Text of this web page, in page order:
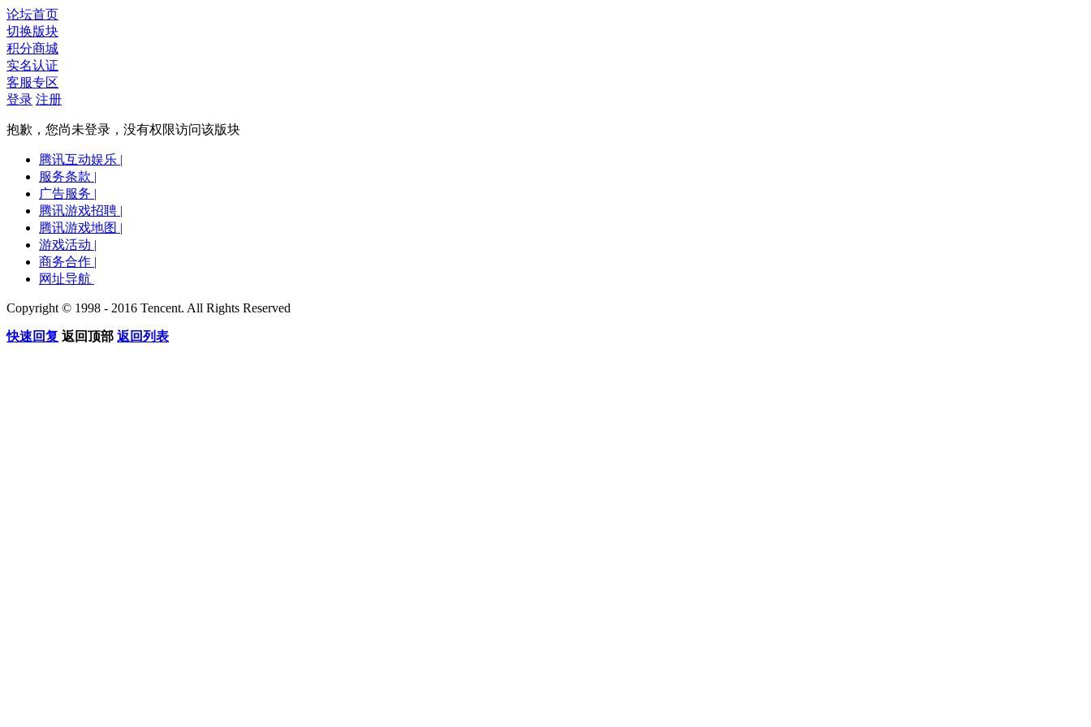
论坛首页
切换版块
积分商城
实名认证
客服专区
登录 注册
抱歉，您尚未登录，没有权限访问该版块
腾讯互动娱乐 |
服务条款 |
广告服务 |
腾讯游戏招聘 |
腾讯游戏地图 |
游戏活动 |
商务合作 |
网址导航
Copyright © 1998 - 2016 Tencent. All Rights Reserved
快速回复 返回顶部 返回列表